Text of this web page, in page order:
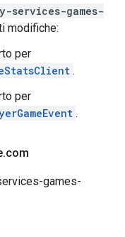
services-games-
modifiche:
per
.
per
.
.com
games-